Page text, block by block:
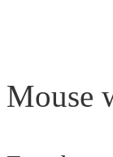
Mouse